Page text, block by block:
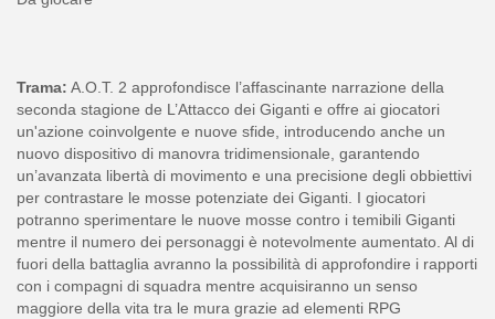
Trama: A.O.T. 2 approfondisce l’affascinante narrazione della
seconda stagione de L’Attacco dei Giganti e offre ai giocatori
un'azione coinvolgente e nuove sfide, introducendo anche un
nuovo dispositivo di manovra tridimensionale, garantendo
un’avanzata libertà di movimento e una precisione degli obbiettivi
per contrastare le mosse potenziate dei Giganti. I giocatori
potranno sperimentare le nuove mosse contro i temibili Giganti
mentre il numero dei personaggi è notevolmente aumentato. Al di
fuori della battaglia avranno la possibilità di approfondire i rapporti
con i compagni di squadra mentre acquisiranno un senso
maggiore della vita tra le mura grazie ad elementi RPG